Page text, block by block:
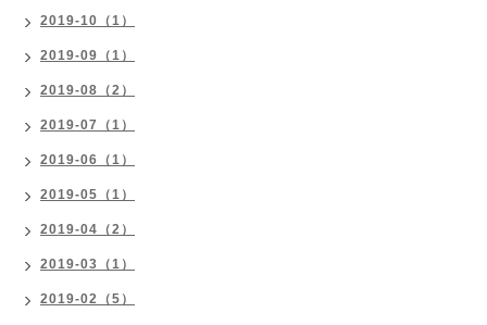
2019-10（1）
2019-09（1）
2019-08（2）
2019-07（1）
2019-06（1）
2019-05（1）
2019-04（2）
2019-03（1）
2019-02（5）